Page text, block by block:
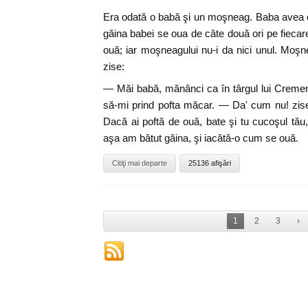
Era odată o babă şi un moşneag. Baba
găina babei se oua de câte două ori pe
ouă; iar moşneagului nu-i da nici unul.
zise:
— Măi babă, mănânci ca în târgul lui
să-mi prind pofta măcar. — Da' cum nu!
Dacă ai poftă de ouă, bate şi tu cucoşul
aşa am bătut găina, şi iacătă-o cum se ouă.
Citiţi mai departe 25136 afişări
1 2 3 ›